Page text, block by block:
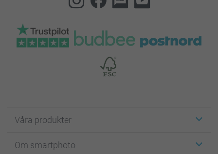
Våra produkter
Fotokort
Om smartphoto